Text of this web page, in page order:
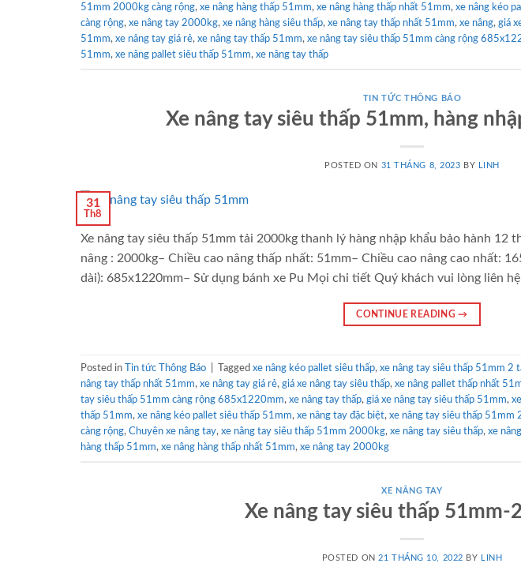
51mm 2000kg càng rộng, xe nâng hàng thấp 51mm, xe nâng hàng thấp nhất 51mm, xe nâng kéo
càng rộng, xe nâng tay 2000kg, xe nâng hàng siêu thấp, xe nâng tay thấp nhất 51mm, xe nâng, giá
51mm, xe nâng tay giá rẻ, xe nâng tay thấp 51mm, xe nâng tay siêu thấp 51mm càng rộng
51mm, xe nâng pallet siêu thấp 51mm, xe nâng tay thấp
TIN TỨC THÔNG BÁO
Xe nâng tay siêu thấp 51mm, hàng
POSTED ON 31 THÁNG 8, 2023 BY LINH
31
Th8
Xe nâng tay siêu thấp 51mm tải 2000kg thanh lý hàng nhập khẩu bảo hành 12
nâng : 2000kg– Chiều cao nâng thấp nhất: 51mm– Chiều cao nâng cao nhất:
dài): 685x1220mm– Sử dụng bánh xe Pu Mọi chi tiết Quý khách vui lòng liên
CONTINUE READING→
Posted in Tin tức Thông Báo Tagged xe nâng kéo pallet siêu thấp, xe nâng tay siêu thấp 51mm 2
nâng tay thấp nhất 51mm, xe nâng tay giá rẻ, giá xe nâng tay siêu thấp, xe nâng pallet thấp nhất
tay siêu thấp 51mm càng rộng 685x1220mm, xe nâng tay thấp, giá xe nâng tay siêu thấp 51mm,
thấp 51mm, xe nâng kéo pallet siêu thấp 51mm, xe nâng tay đặc biệt, xe nâng tay siêu thấp 51mm
càng rộng, Chuyên xe nâng tay, xe nâng tay siêu thấp 51mm 2000kg, xe nâng tay siêu thấp, xe
hàng thấp 51mm, xe nâng hàng thấp nhất 51mm, xe nâng tay 2000kg
XE NÂNG TAY
Xe nâng tay siêu thấp 51mm-
POSTED ON21 THÁNG 10, 2022 BY LINH